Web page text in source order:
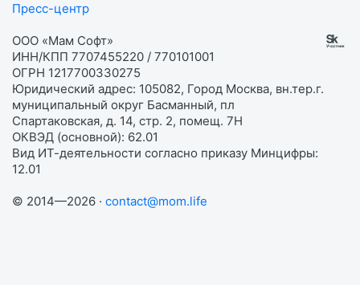
Пресс-центр
ООО «Мам Софт»
ИНН/КПП 7707455220 / 770101001
ОГРН 1217700330275
Юридический адрес: 105082, Город Москва, вн.тер.г.
муниципальный округ Басманный, пл
Спартаковская, д. 14, стр. 2, помещ. 7Н
ОКВЭД (основной): 62.01
Вид ИТ-деятельности согласно приказу Минцифры:
12.01
© 2014—2026 · contact@mom.life